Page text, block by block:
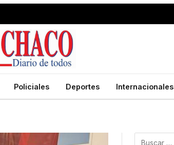
Policiales Deportes Internacionales